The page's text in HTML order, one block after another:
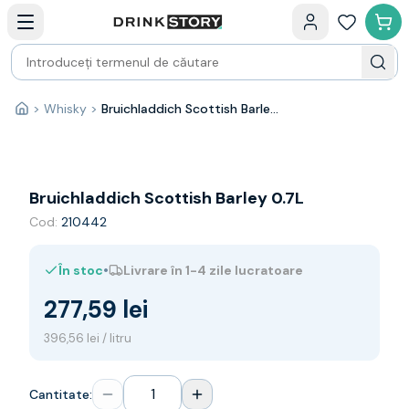
Bauturi fine — selectie
Produse Noi
Cosuri cadou
Pachete & Cadouri
Vin
Franta
Spania
Australia
Noua Zeelanda
Sampanie
Acasă
> Whisky > Bruichladdich Scottish Barley 0.7L
Bruichladdich Scottish Barley 0.7L
Cod: 210442
În stoc• Livrare în 1-4 zile lucratoare
277,59 lei
396,56 lei / litru
Cantitate: